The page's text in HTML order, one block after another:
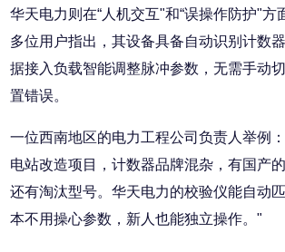
华天电力则在“人机交互"和“误操作防护"方
多位用户指出，其设备具备自动识别计数
据接入负载智能调整脉冲参数，无需手动
置错误。
一位西南地区的电力工程公司负责人举例
电站改造项目，计数器品牌混杂，有国产
还有淘汰型号。华天电力的校验仪能自动
本不用操心参数，新人也能独立操作。"